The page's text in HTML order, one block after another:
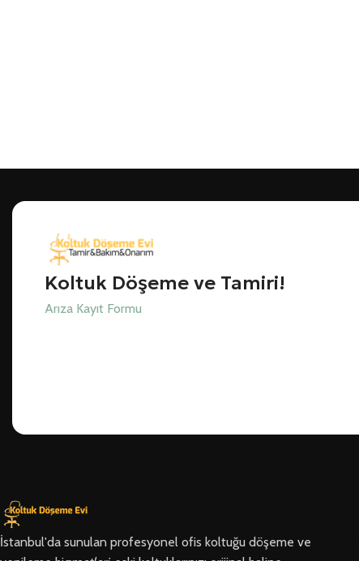
Koltuk Döşeme ve Tamiri!
Arıza Kayıt Formu
İstanbul'da sunulan profesyonel ofis koltuğu döşeme ve